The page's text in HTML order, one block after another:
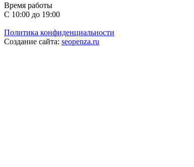
Время работы
С 10:00 до 19:00
Политика конфиденциальности
Создание сайта: seopenza.ru